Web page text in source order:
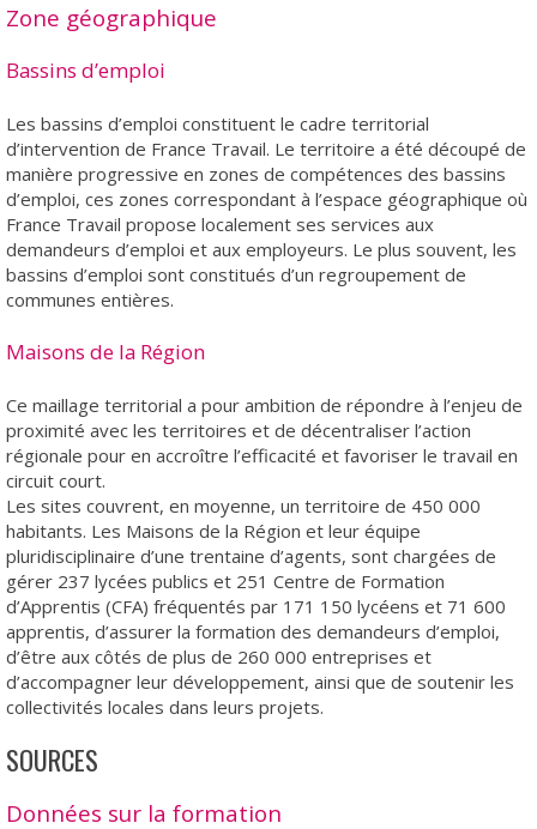
Zone géographique
Bassins d’emploi
Les bassins d’emploi constituent le cadre territorial
d’intervention de France Travail. Le territoire a été découpé de
manière progressive en zones de compétences des bassins
d’emploi, ces zones correspondant à l’espace géographique où
France Travail propose localement ses services aux
demandeurs d’emploi et aux employeurs. Le plus souvent, les
bassins d’emploi sont constitués d’un regroupement de
communes entières.
Maisons de la Région
Ce maillage territorial a pour ambition de répondre à l’enjeu de
proximité avec les territoires et de décentraliser l’action
régionale pour en accroître l’efficacité et favoriser le travail en
circuit court.
Les sites couvrent, en moyenne, un territoire de 450 000
habitants. Les Maisons de la Région et leur équipe
pluridisciplinaire d’une trentaine d’agents, sont chargées de
gérer 237 lycées publics et 251 Centre de Formation
d’Apprentis (CFA) fréquentés par 171 150 lycéens et 71 600
apprentis, d’assurer la formation des demandeurs d’emploi,
d’être aux côtés de plus de 260 000 entreprises et
d’accompagner leur développement, ainsi que de soutenir les
collectivités locales dans leurs projets.
SOURCES
Données sur la formation